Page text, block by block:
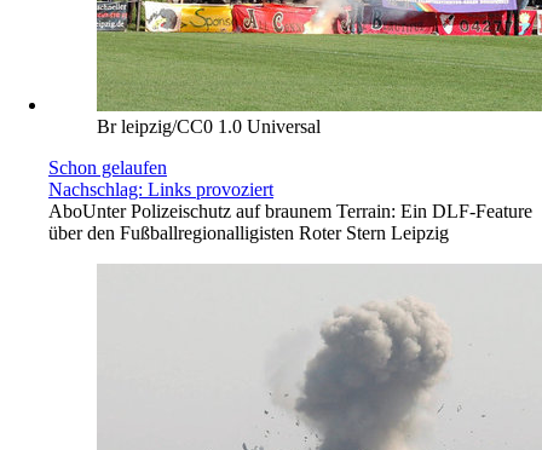
Br leipzig/CC0 1.0 Universal
Schon gelaufen
Nachschlag: Links provoziert
AboUnter Polizeischutz auf braunem Terrain: Ein DLF-Feature
über den Fußballregionalligisten Roter Stern Leipzig